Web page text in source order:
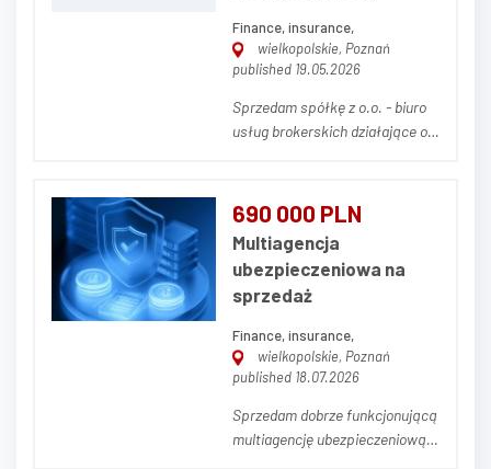
Finance, insurance,
wielkopolskie, Poznań
published 19.05.2026
Sprzedam spółkę z o.o. - biuro
usług brokerskich działające od
składki z umów ubezpieczenia
to około 6 mln złotych. Firma
osiąga bardzo dobre wyniki
finansowe, posiada stabilny
portfel klientów. Gr...
690 000 PLN
Multiagencja
ubezpieczeniowa na
sprzedaż
Finance, insurance,
wielkopolskie, Poznań
published 18.07.2026
Sprzedam dobrze funkcjonującą
multiagencję ubezpieczeniową